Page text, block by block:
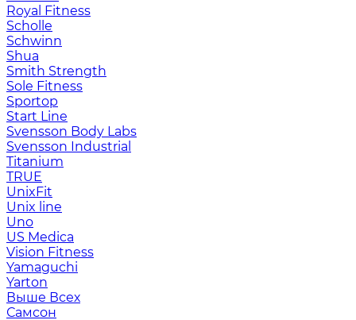
Royal Fitness
Scholle
Schwinn
Shua
Smith Strength
Sole Fitness
Sportop
Start Line
Svensson Body Labs
Svensson Industrial
Titanium
TRUE
UnixFit
Unix line
Uno
US Medica
Vision Fitness
Yamaguchi
Yarton
Выше Всех
Самсон